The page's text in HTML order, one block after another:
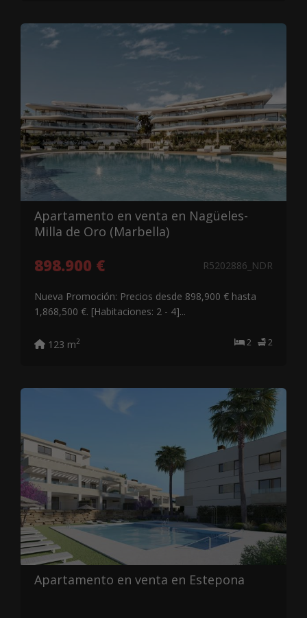
Apartamento en venta en Nagüeles-
Milla de Oro (Marbella)
898.900 € R5202886_NDR
Nueva Promoción: Precios desde 898,900 € hasta
1,868,500 €. [Habitaciones: 2 - 4]...
2 2
123 m2
Apartamento en venta en Estepona